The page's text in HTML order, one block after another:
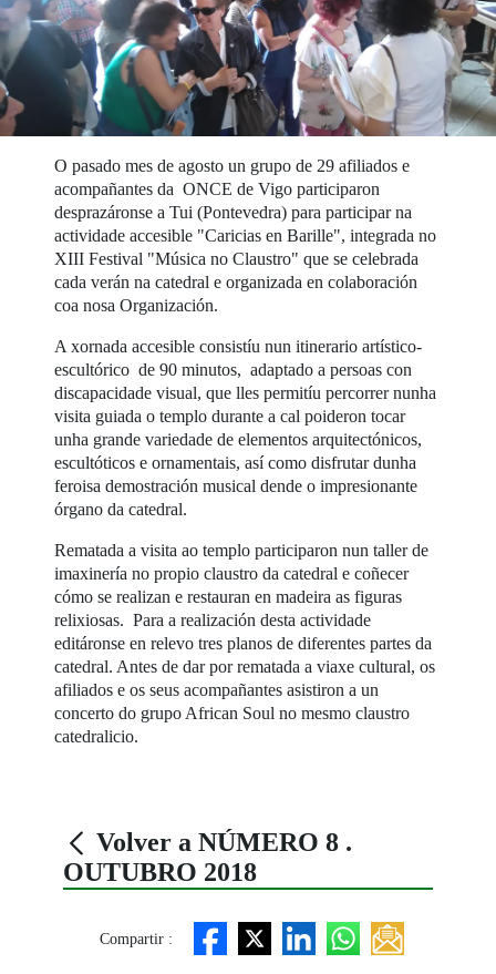
O pasado mes de agosto un grupo de 29 afiliados e
acompañantes da ONCE de Vigo participaron
desprazáronse a Tui (Pontevedra) para participar na
actividade accesible "Caricias en Barille", integrada no
XIII Festival "Música no Claustro" que se celebrada
cada verán na catedral e organizada en colaboración
coa nosa Organización.
A xornada accesible consistíu nun itinerario artístico-
escultórico de 90 minutos, adaptado a persoas con
discapacidade visual, que lles permitíu percorrer nunha
visita guiada o templo durante a cal poideron tocar
unha grande variedade de elementos arquitectónicos,
escultóticos e ornamentais, así como disfrutar dunha
feroisa demostración musical dende o impresionante
órgano da catedral.
Rematada a visita ao templo participaron nun taller de
imaxinería no propio claustro da catedral e coñecer
cómo se realizan e restauran en madeira as figuras
relixiosas. Para a realización desta actividade
editáronse en relevo tres planos de diferentes partes da
catedral. Antes de dar por rematada a viaxe cultural, os
afiliados e os seus acompañantes asistiron a un
concerto do grupo African Soul no mesmo claustro
catedralicio.
Volver a NÚMERO 8 .
OUTUBRO 2018
Compartir :